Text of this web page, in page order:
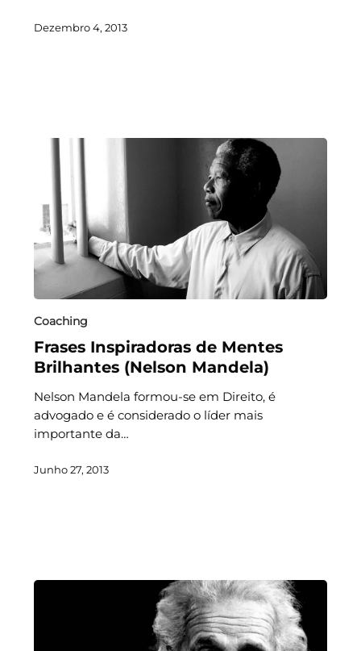
Dezembro 4, 2013
Coaching
Frases Inspiradoras de Mentes
Brilhantes (Nelson Mandela)
Nelson Mandela formou-se em Direito, é
advogado e é considerado o líder mais
importante da…
Junho 27, 2013